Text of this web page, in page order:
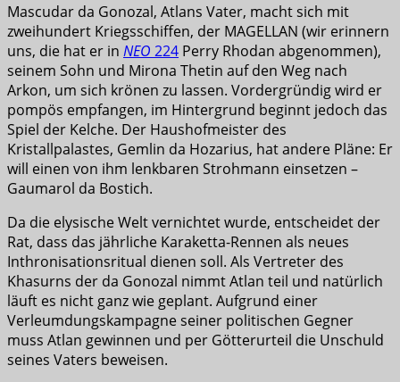
Mascudar da Gonozal, Atlans Vater, macht sich mit
zweihundert Kriegsschiffen, der MAGELLAN (wir erinnern
uns, die hat er in NEO 224 Perry Rhodan abgenommen),
seinem Sohn und Mirona Thetin auf den Weg nach
Arkon, um sich krönen zu lassen. Vordergründig wird er
pompös empfangen, im Hintergrund beginnt jedoch das
Spiel der Kelche. Der Haushofmeister des
Kristallpalastes, Gemlin da Hozarius, hat andere Pläne: Er
will einen von ihm lenkbaren Strohmann einsetzen –
Gaumarol da Bostich.
Da die elysische Welt vernichtet wurde, entscheidet der
Rat, dass das jährliche Karaketta-Rennen als neues
Inthronisationsritual dienen soll. Als Vertreter des
Khasurns der da Gonozal nimmt Atlan teil und natürlich
läuft es nicht ganz wie geplant. Aufgrund einer
Verleumdungskampagne seiner politischen Gegner
muss Atlan gewinnen und per Götterurteil die Unschuld
seines Vaters beweisen.